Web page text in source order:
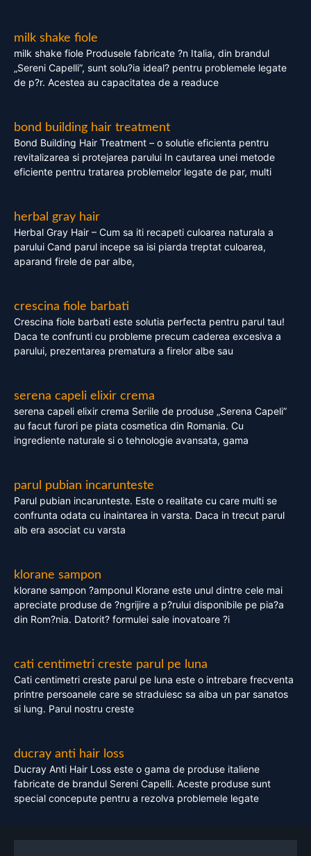
milk shake fiole
milk shake fiole Produsele fabricate ?n Italia, din brandul
„Sereni Capelli”, sunt solu?ia ideal? pentru problemele legate
de p?r. Acestea au capacitatea de a readuce
bond building hair treatment
Bond Building Hair Treatment – o solutie eficienta pentru
revitalizarea si protejarea parului In cautarea unei metode
eficiente pentru tratarea problemelor legate de par, multi
herbal gray hair
Herbal Gray Hair – Cum sa iti recapeti culoarea naturala a
parului Cand parul incepe sa isi piarda treptat culoarea,
aparand firele de par albe,
crescina fiole barbati
Crescina fiole barbati este solutia perfecta pentru parul tau!
Daca te confrunti cu probleme precum caderea excesiva a
parului, prezentarea prematura a firelor albe sau
serena capeli elixir crema
serena capeli elixir crema Seriile de produse „Serena Capeli”
au facut furori pe piata cosmetica din Romania. Cu
ingrediente naturale si o tehnologie avansata, gama
parul pubian incarunteste
Parul pubian incarunteste. Este o realitate cu care multi se
confrunta odata cu inaintarea in varsta. Daca in trecut parul
alb era asociat cu varsta
klorane sampon
klorane sampon ?amponul Klorane este unul dintre cele mai
apreciate produse de ?ngrijire a p?rului disponibile pe pia?a
din Rom?nia. Datorit? formulei sale inovatoare ?i
cati centimetri creste parul pe luna
Cati centimetri creste parul pe luna este o intrebare frecventa
printre persoanele care se straduiesc sa aiba un par sanatos
si lung. Parul nostru creste
ducray anti hair loss
Ducray Anti Hair Loss este o gama de produse italiene
fabricate de brandul Sereni Capelli. Aceste produse sunt
special concepute pentru a rezolva problemele legate